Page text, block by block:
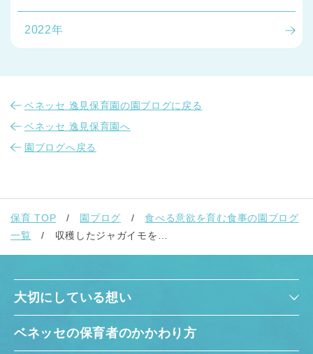
2022年
ベネッセ 逸見保育園の園ブログに戻る
ベネッセ 逸見保育園へ
園ブログへ戻る
保育 TOP 園ブログ
食べる意欲を育む食事の園ブログ
一覧
収穫したジャガイモを…
大切にしている想い
ベネッセの保育者のかかわり方